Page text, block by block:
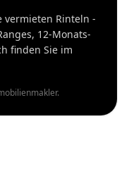
Rinteln -
12-Monats-
finden Sie im